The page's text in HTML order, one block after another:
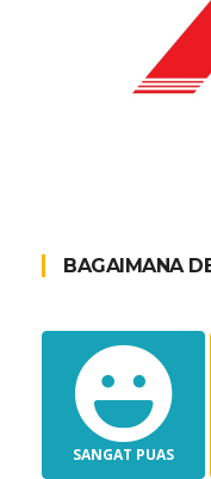
BAGAIMANA
SANGAT PUAS